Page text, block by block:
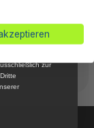
per E-
zur